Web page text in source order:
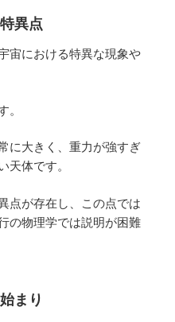
異点
宙における特異な現象や
。
に大きく、重力が強すぎ
天体です。
点が存在し、この点では
の物理学では説明が困難
まり